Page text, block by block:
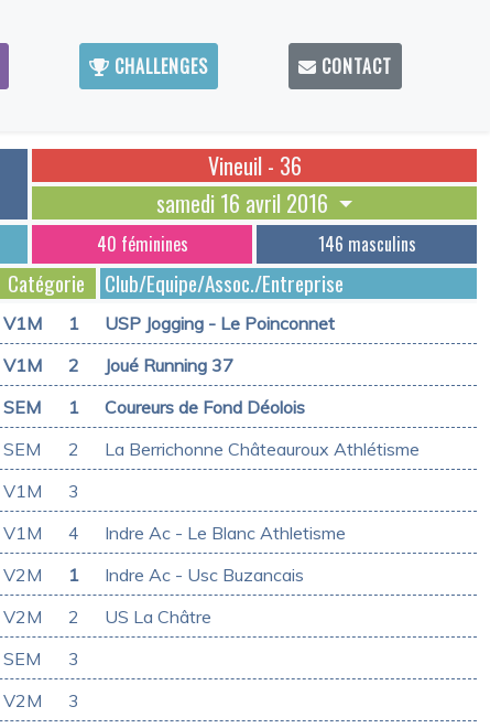
CHALLENGES CONTACT
samedi 16 avril 2016
Vineuil - 36
40 féminines 146 masculins
Catégorie Club/Equipe/Assoc./Entreprise
V1M 1 USP Jogging - Le Poinconnet
V1M 2 Joué Running 37
SEM 1 Coureurs de Fond Déolois
SEM 2 La Berrichonne Châteauroux Athlétisme
V1M 3
V1M 4 Indre Ac - Le Blanc Athletisme
V2M 1 Indre Ac - Usc Buzancais
V2M 2 US La Châtre
SEM 3
V2M 3